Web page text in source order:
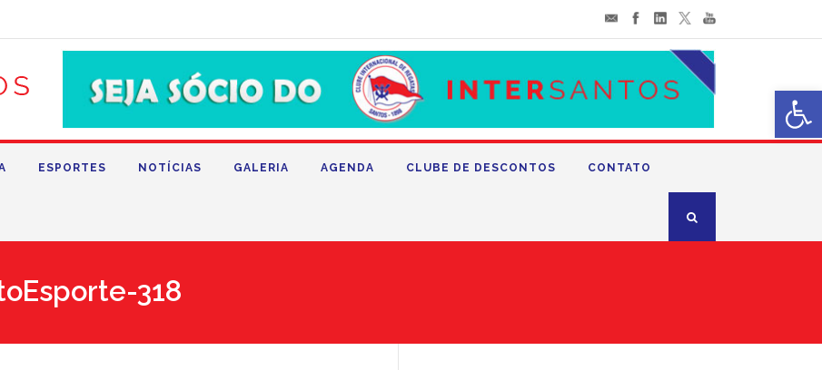
ESPORTES NOTÍCIAS GALERIA AGENDA CLUBE DE DESCONTOS CONTATO
318
Abrir